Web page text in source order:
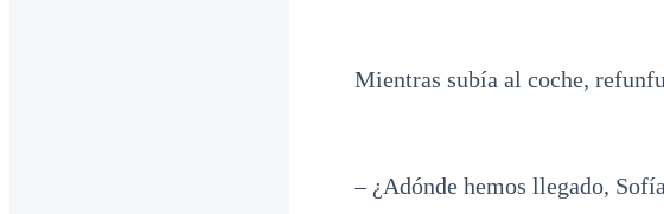
Mientras subía al coche,
– ¿Adónde hemos llegado,